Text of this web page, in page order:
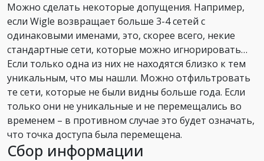
Можно сделать некоторые допущения. Например,
если Wigle возвращает больше 3-4 сетей с
одинаковыми именами, это, скорее всего, некие
стандартные сети, которые можно игнорировать…
Если только одна из них не находятся близко к тем
уникальным, что мы нашли. Можно отфильтровать
те сети, которые не были видны больше года. Если
только они не уникальные и не перемещались во
временем – в противном случае это будет означать,
что точка доступа была перемещена.
Сбор информации